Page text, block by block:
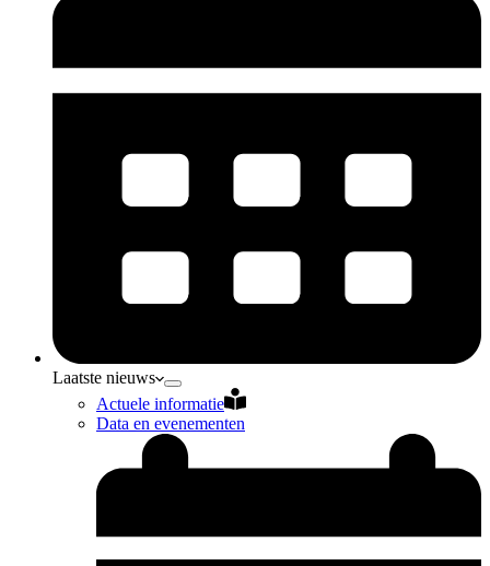
Laatste nieuws
Actuele informatie
Data en evenementen